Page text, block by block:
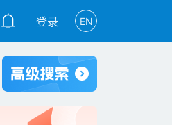
登录 EN